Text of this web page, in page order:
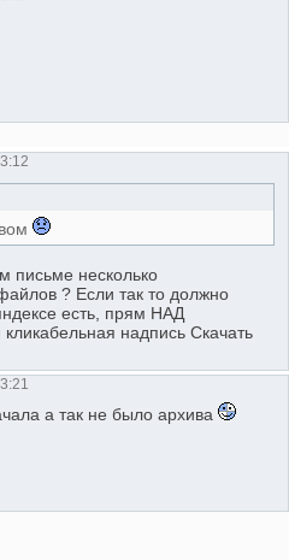
письме несколько
? Если так то должно
есть, прям НАД
надпись Скачать
а так не было архива